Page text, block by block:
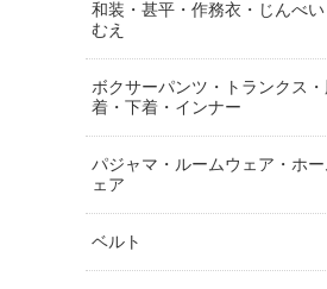
和装・甚平・作務衣・じんべい
むえ
ボクサーパンツ・トランクス
着・下着・インナー
パジャマ・ルームウェア・ホー
ェア
ベルト